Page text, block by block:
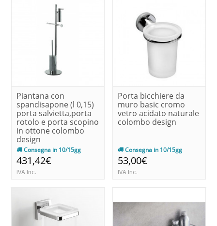
Piantana con
spandisapone (l 0,15)
porta salvietta,porta
rotolo e porta scopino
in ottone colombo
design
Consegna in 10/15gg
431,42€
IVA Inc.
Porta bicchiere da
muro basic cromo
vetro acidato naturale
colombo design
Consegna in 10/15gg
53,00€
IVA Inc.